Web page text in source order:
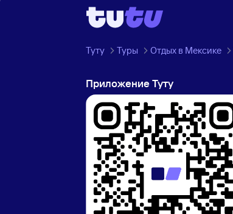
Туту Туры Отдых в Мексике
Приложение Туту